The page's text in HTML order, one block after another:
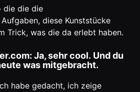
die die die
diese Kunststücke
Trick, was die da erlebt haben.
Ja, sehr cool. Und du
was mitgebracht.
habe gedacht, ich zeige